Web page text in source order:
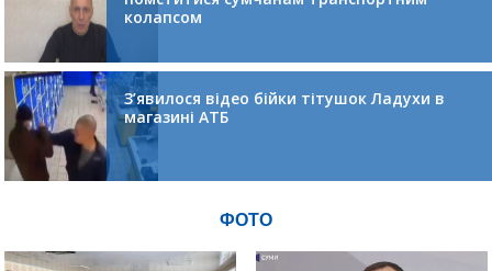
колапсом
З’явилося відео бійки тітушок Ладухи в
магазині АТБ
ФОТО